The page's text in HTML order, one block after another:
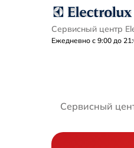
Сервисный центр
Ежедневно с 9:00 до
Сервисный